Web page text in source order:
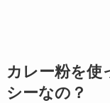
カレー粉を使
シーなの？